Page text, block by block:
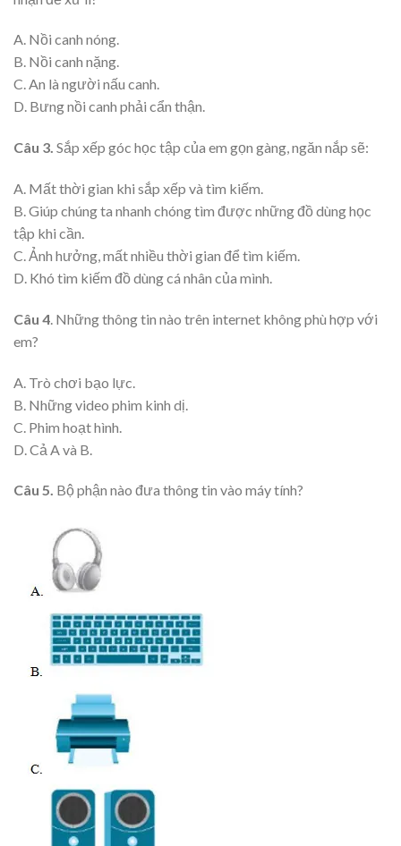
A. Nồi canh nóng.
B. Nồi canh nặng.
C. An là người nấu canh.
D. Bưng nồi canh phải cẩn thận.
Câu 3. Sắp xếp góc học tập của em gọn gàng, ngăn nắp sẽ:
A. Mất thời gian khi sắp xếp và tìm kiếm.
B. Giúp chúng ta nhanh chóng tìm được những đồ dùng học
tập khi cần.
C. Ảnh hưởng, mất nhiều thời gian để tìm kiếm.
D. Khó tìm kiếm đồ dùng cá nhân của mình.
Câu 4. Những thông tin nào trên internet không phù hợp với
em?
A. Trò chơi bạo lực.
B. Những video phim kinh dị.
C. Phim hoạt hình.
D. Cả A và B.
Câu 5. Bộ phận nào đưa thông tin vào máy tính?